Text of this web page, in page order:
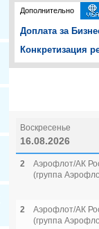
Дополнительно
Доплата за
Конкретизация
Воскресенье
16.08.2026
2
Аэрофлот/АК
(группа
2
Аэрофлот/АК
(группа